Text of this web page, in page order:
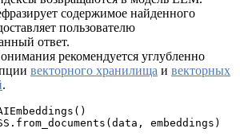
содержимое найденного
пользователю
ответ.
рекомендуется углубленно
векторного хранилища и векторных
.
embeddings)